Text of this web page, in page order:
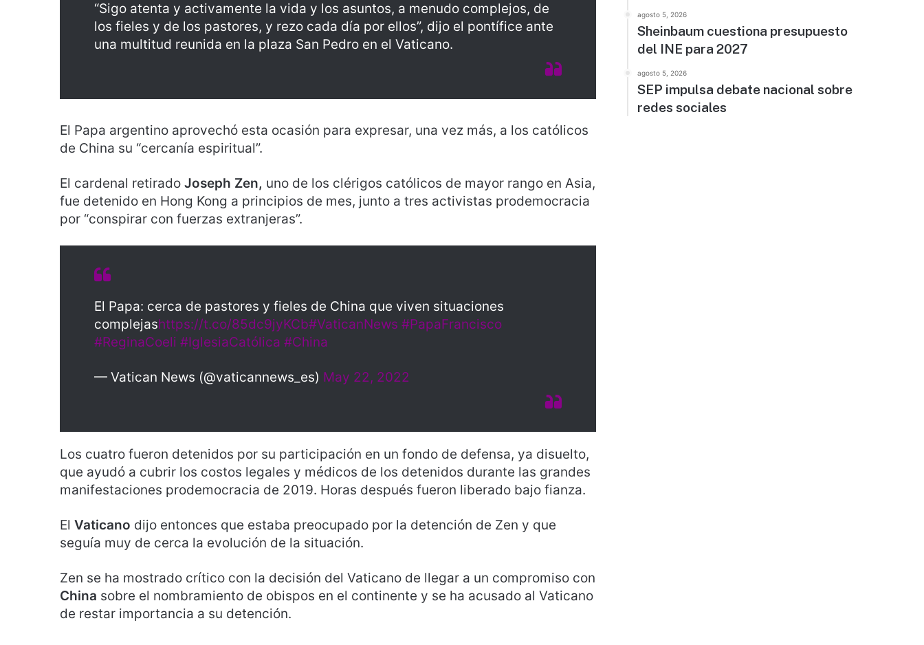
“Sigo atenta y activamente la vida y los asuntos, a menudo complejos, de
los fieles y de los pastores, y rezo cada día por ellos”, dijo el pontífice ante
una multitud reunida en la plaza San Pedro en el Vaticano.
El Papa argentino aprovechó esta ocasión para expresar, una vez más, a los católicos
de China su “cercanía espiritual”.
El cardenal retirado Joseph Zen, uno de los clérigos católicos de mayor rango en Asia,
fue detenido en Hong Kong a principios de mes, junto a tres activistas prodemocracia
por “conspirar con fuerzas extranjeras”.
El Papa: cerca de pastores y fieles de China que viven situaciones
complejashttps://t.co/85dc9jyKCb#VaticanNews #PapaFrancisco
#ReginaCoeli #IglesiaCatólica #China
— Vatican News (@vaticannews_es) May 22, 2022
Los cuatro fueron detenidos por su participación en un fondo de defensa, ya disuelto,
que ayudó a cubrir los costos legales y médicos de los detenidos durante las grandes
manifestaciones prodemocracia de 2019. Horas después fueron liberado bajo fianza.
El Vaticano dijo entonces que estaba preocupado por la detención de Zen y que
seguía muy de cerca la evolución de la situación.
Zen se ha mostrado crítico con la decisión del Vaticano de llegar a un compromiso con
China sobre el nombramiento de obispos en el continente y se ha acusado al Vaticano
de restar importancia a su detención.
agosto 5, 2026
Sheinbaum cuestiona presupuesto
del INE para 2027
agosto 5, 2026
SEP impulsa debate nacional sobre
redes sociales